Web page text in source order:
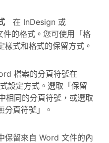
在 InDesign 或
的格式。您可使用「格
樣式和格式的保留方式。
檔案的分頁符號在
設定方式。選取「保留
相同的分頁符號，或選取
分頁符號」。
保留來自 Word 文件的內